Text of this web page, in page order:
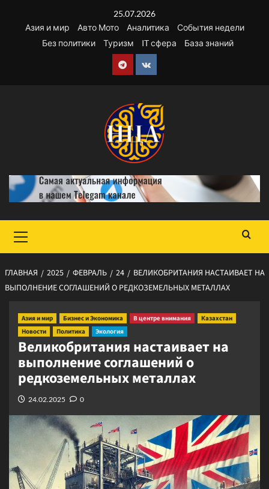
содержимому
25.07.2026
Азия и мир
Авто Мото Аналитика
События недели
Без политики
Туризм IT сфера База знаний
Telegram
VK
меню
ГЛАВНАЯ 2025 ФЕВРАЛЬ 24
ВЕЛИКОБРИТАНИЯ НАСТАИВАЕТ НА
ВЫПОЛНЕНИЕ СОГЛАШЕНИЙ О РЕДКОЗЕМЕЛЬНЫХ МЕТАЛЛАХ
Азия и мир Бизнес и Экономика В центре внимания
Казахстан
Новости
Политика Экология
Великобритания настаивает на
выполнение соглашений о
редкоземельных металлах
24.02.2025 0